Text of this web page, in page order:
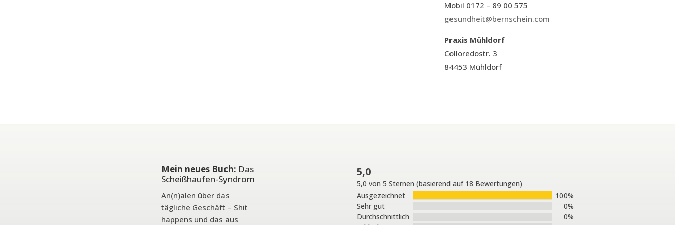
Mobil 0172 – 89 00 575
gesundheit@bernschein.com
Praxis Mühldorf
Colloredostr. 3
84453 Mühldorf
Mein neues Buch: Das
Scheißhaufen-Syndrom
An(n)alen über das
tägliche Geschäft – Shit
happens und das aus
5,0
5,0 von 5 Sternen (basierend auf 18 Bewertungen)
Ausgezeichnet
100%
Sehr gut
0%
Durchschnittlich
0%